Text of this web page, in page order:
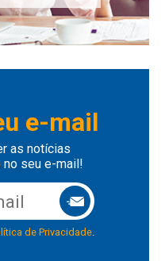
e-mail
as notícias
seu e-mail!
de Privacidade.